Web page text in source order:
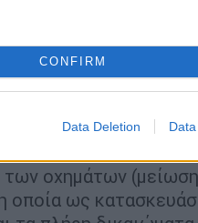
CONFIRM
Data Deletion
των οχημάτων
οχημάτων
ως